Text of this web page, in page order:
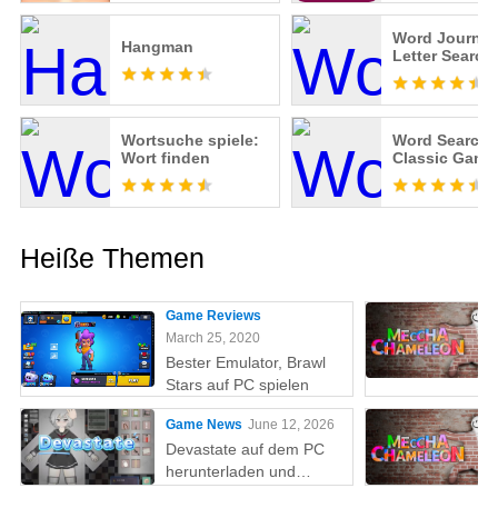
Hangman
Word
Letter Search
Wortsuche spiele:
Wort finden
Word Search -
Classic Game
Heiße Themen
Game Reviews
March 25, 2020
Bester Emulator, Brawl
Stars auf PC spielen
Game News June 12, 2026
Devastate auf dem PC
herunterladen und